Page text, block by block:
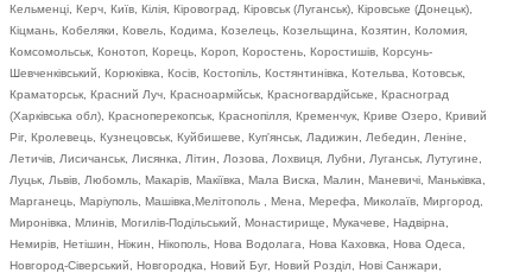
Кельменці, Керч, Київ, Кілія, Кіровоград, Кіровськ (Луганськ), Кіровське (Донецьк),
Кіцмань, Кобеляки, Ковель, Кодима, Козелець, Козельщина, Козятин, Коломия,
Комсомольськ, Конотоп, Корець, Короп, Коростень, Коростишів, Корсунь-
Шевченківський, Корюківка, Косів, Костопіль, Костянтинівка, Котельва, Котовськ,
Краматорськ, Красний Луч, Красноармійськ, Красногвардійське, Красноград
(Харківська обл), Красноперекопськ, Краснопілля, Кременчук, Криве Озеро, Кривий
Ріг, Кролевець, Кузнецовськ, Куйбишеве, Куп'янськ, Ладижин, Лебедин, Леніне,
Летичів, Лисичанськ, Лисянка, Літин, Лозова, Лохвиця, Лубни, Луганськ, Лутугине,
Луцьк, Львів, Любомль, Макарів, Макіївка, Мала Виска, Малин, Маневичі, Маньківка,
Марганець, Маріуполь, Машівка,Мелітополь , Мена, Мерефа, Миколаїв, Миргород,
Миронівка, Млинів, Могилів-Подільський, Монастирище, Мукачеве, Надвірна,
Немирів, Нетішин, Ніжин, Нікополь, Нова Водолага, Нова Каховка, Нова Одеса,
Новгород-Сіверський, Новгородка, Новий Буг, Новий Розділ, Нові Санжари,